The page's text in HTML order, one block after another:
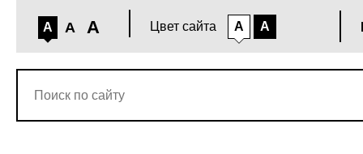
A A A Цвет сайта A A